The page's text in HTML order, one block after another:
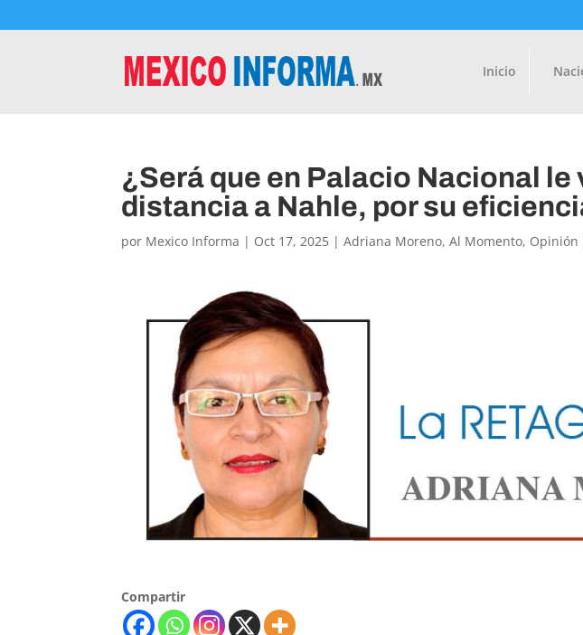
Inicio
¿Será que en Palacio Nacional le
distancia a Nahle, por su
por Mexico Informa | Oct 17, 2025 |Adriana Moreno,Al Momento, Opinión
Compartir